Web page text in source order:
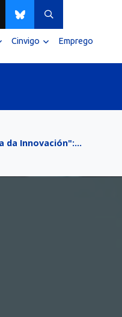
Cinvigo Emprego
da Innovación":…